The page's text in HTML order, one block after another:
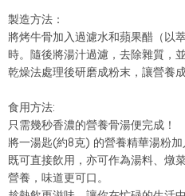
製造方法：
將烤牛骨加入過濾水和蘋果醋（以
時。隨後將湯汁過濾，去除雜質，
乾燥法處理後研磨成粉末，讓營養
食用方法:
只需幾秒香濃的營養骨湯便完成！
將一湯匙(約8克) 的營養精華湯粉
既可直接飲用，亦可作為湯料、燉
營養，味道更可口。